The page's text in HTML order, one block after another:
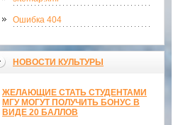
Ошибка 404
НОВОСТИ КУЛЬТУРЫ
ЖЕЛАЮЩИЕ СТАТЬ СТУДЕНТАМИ
МГУ МОГУТ ПОЛУЧИТЬ БОНУС В
ВИДЕ 20 БАЛЛОВ